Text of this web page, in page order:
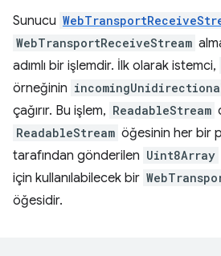
Sunucu
WebTransportReceiveStream
adımlı bir işlemdir. İlk olarak istemci,
örneğinin
çağırır. Bu işlem, ReadableStream
ReadableStream öğesinin her bir
tarafından gönderilen Uint8Array
için kullanılabilecek bir
öğesidir.